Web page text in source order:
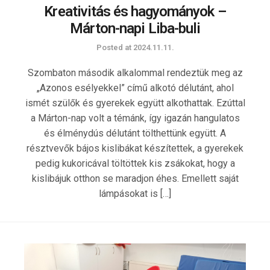
Kreativitás és hagyományok –
Márton-napi Liba-buli
Posted at 2024.11.11.
Szombaton második alkalommal rendeztük meg az
„Azonos esélyekkel” című alkotó délutánt, ahol
ismét szülők és gyerekek együtt alkothattak. Ezúttal
a Márton-nap volt a témánk, így igazán hangulatos
és élménydús délutánt tölthettünk együtt. A
résztvevők bájos kislibákat készítettek, a gyerekek
pedig kukoricával töltöttek kis zsákokat, hogy a
kislibájuk otthon se maradjon éhes. Emellett saját
lámpásokat is […]